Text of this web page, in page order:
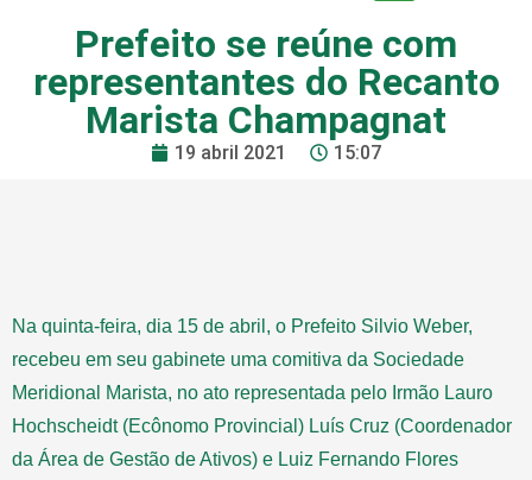
Prefeito se reúne com
representantes do Recanto
Marista Champagnat
19 abril 2021 15:07
Na quinta-feira, dia 15 de abril, o Prefeito Silvio Weber,
recebeu em seu gabinete uma comitiva da Sociedade
Meridional Marista, no ato representada pelo Irmão Lauro
Hochscheidt (Ecônomo Provincial) Luís Cruz (Coordenador
da Área de Gestão de Ativos) e Luiz Fernando Flores